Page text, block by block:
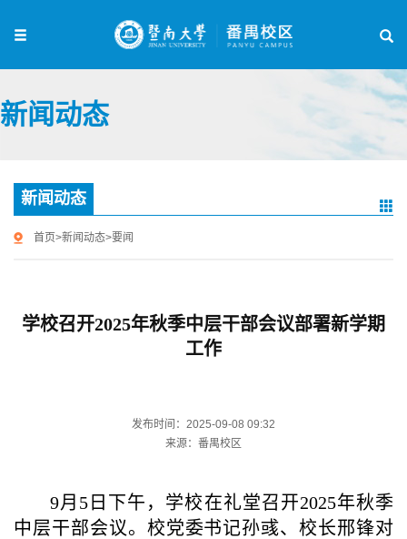
新闻动态
新闻动态
首页>新闻动态>要闻
学校召开2025年秋季中层干部会议部署新学期
工作
发布时间：2025-09-08 09:32
来源：番禺校区
9月5日下午，学校在礼堂召开2025年秋季
中层干部会议。校党委书记孙彧、校长邢锋对